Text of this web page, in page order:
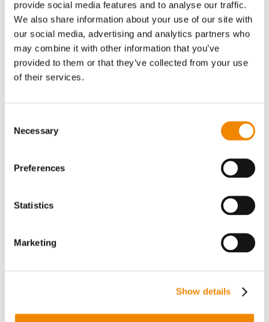
provide social media features and to analyse our traffic.
We also share information about your use of our site with
our social media, advertising and analytics partners who
may combine it with other information that you’ve
provided to them or that they’ve collected from your use
of their services.
Selection
Necessary
Preferences
Statistics
Marketing
Show details
Hochwertige Compounds